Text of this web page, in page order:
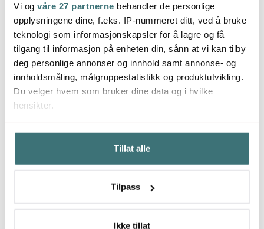
Vi og våre 27 partnerne behandler de personlige
opplysningene dine, f.eks. IP-nummeret ditt, ved å bruke
teknologi som informasjonskapsler for å lagre og få
tilgang til informasjon på enheten din, sånn at vi kan tilby
deg personlige annonser og innhold samt annonse- og
innholdsmåling, målgruppestatistikk og produktutvikling.
Du velger hvem som bruker dine data og i hvilke
hensikter.
Hvis du gir oss lov, vil vi også gjerne:
Innhente informasjon om den geografiske
beliggenheten din, som kan være nøyaktig innenfor
Identifisere enheten din ved å aktivt skanne den for
kan du lese om hvordan dine personlige
Tillat alle
Tilpass
Ikke tillat
Hardanger Bestikk
Nina kakesett 7 deler
659 kr
På lager
Hardanger Bestikk
Nina barnebestikk 4
deler
419 kr 599 kr
På lager
Du kanskje også liker